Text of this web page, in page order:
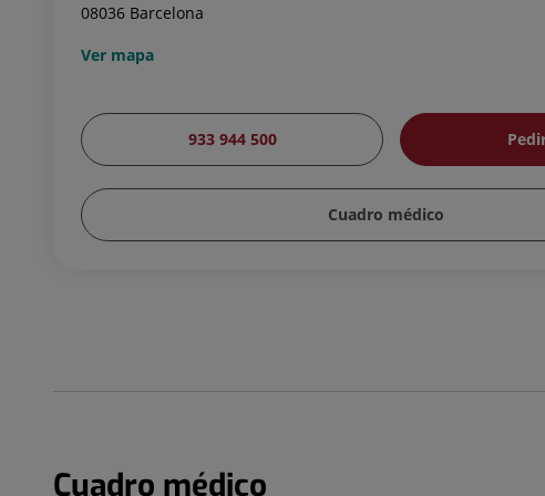
08036 Barcelona
Ver mapa
933 944 500
Cuadro médico
Cuadro médico